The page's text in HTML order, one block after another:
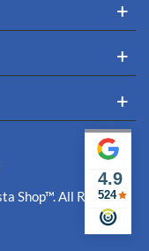
Shop™. All Rights
4.9
524